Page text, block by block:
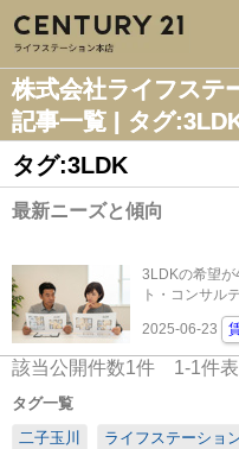
株式会社ライフステ
記事一覧 | タグ
タグ:3LDK
最新ニーズと傾向
3LDKの希望
ト・コンサル
2025-06-23
該当公開件数1件 1-1件
タグ一覧
二子玉川
ライフステーショ